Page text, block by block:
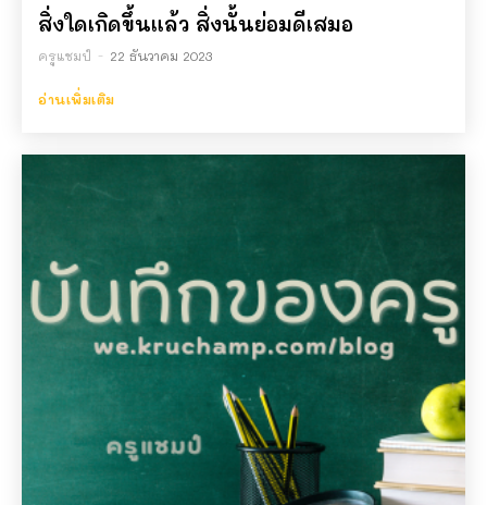
สิ่งใดเกิดขึ้นแล้ว สิ่งนั้นย่อมดีเสมอ
ครูแชมป์ - 22 ธันวาคม 2023
อ่านเพิ่มเติม